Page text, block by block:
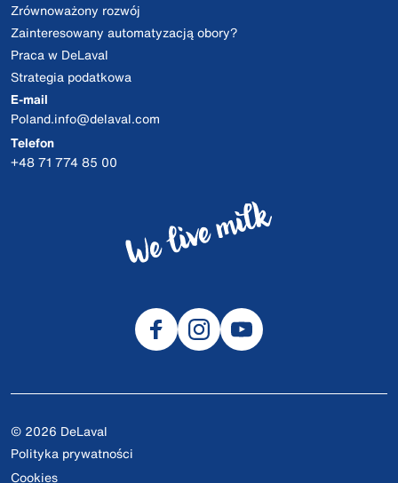
Zrównoważony rozwój
Zainteresowany automatyzacją obory?
Praca w DeLaval
Strategia podatkowa
E-mail
Poland.info@delaval.com
Telefon
+48 71 774 85 00
© 2026 DeLaval
Polityka prywatności
Cookies